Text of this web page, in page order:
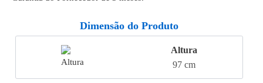
Dimensão do Produto
Altura
97 cm